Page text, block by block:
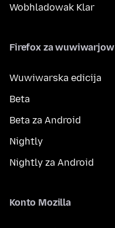
Wobhladowak Klar
Firefox za wuwiwarjow
Wuwiwarska edicija
Beta
Beta za Android
Nightly
Nightly za Android
Konto Mozilla